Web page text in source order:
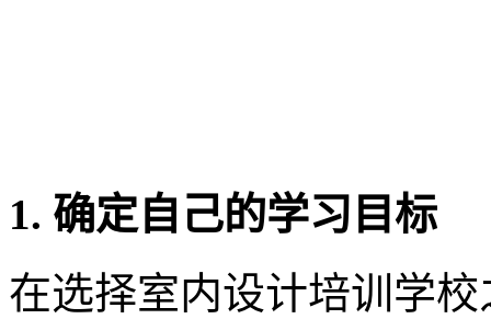
1. 确定自己的学习目标
在选择室内设计培训学